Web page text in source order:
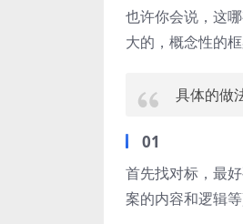
也许你会说，这
大的，概念性的
具体的做
01
首先找对标，最
案的内容和逻辑